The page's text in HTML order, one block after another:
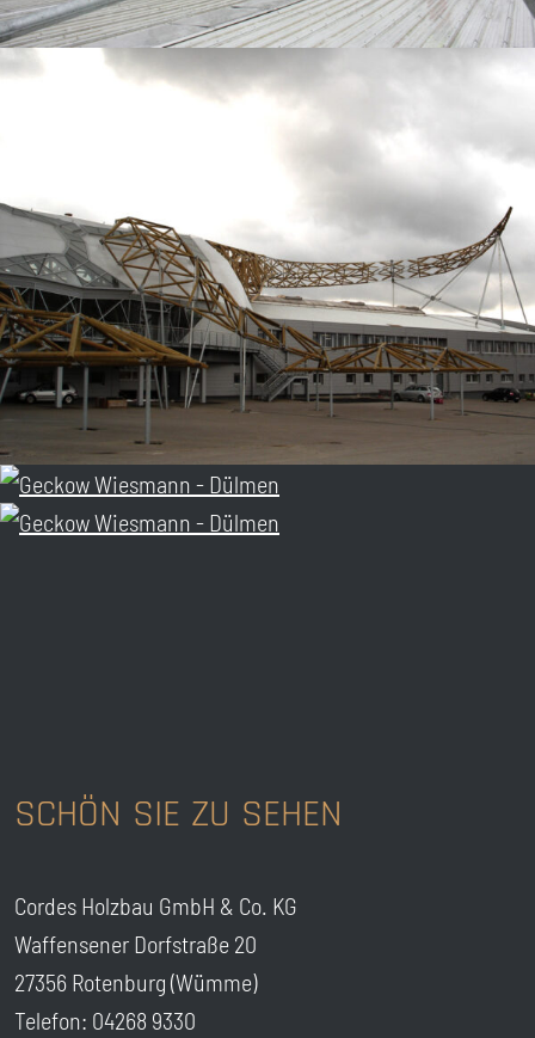
SCHÖN SIE ZU SEHEN
Cordes Holzbau GmbH & Co. KG
Waffensener Dorfstraße 20
27356 Rotenburg (Wümme)
Telefon: 04268 9330